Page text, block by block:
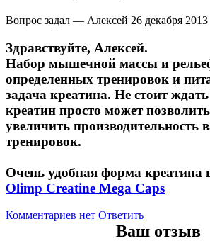
Вопрос задал — Алексей 26 декабря 2013
Здравствуйте, Алексей.
Набор мышечной массы и рельеф
определенных тренировок и
задача креатина. Не стоит
креатин просто может
увеличить производительность
тренировок.
Очень удобная форма креатина
Olimp Creatine Mega Caps
Комментариев нет Ответить
Ваш отзыв